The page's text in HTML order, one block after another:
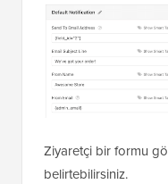
Ziyaretçi bir formu
belirtebilirsiniz.